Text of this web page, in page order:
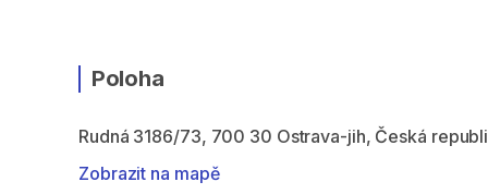
Poloha
Rudná 3186/73, 700 30 Ostrava-jih, Česká
Zobrazit na mapě